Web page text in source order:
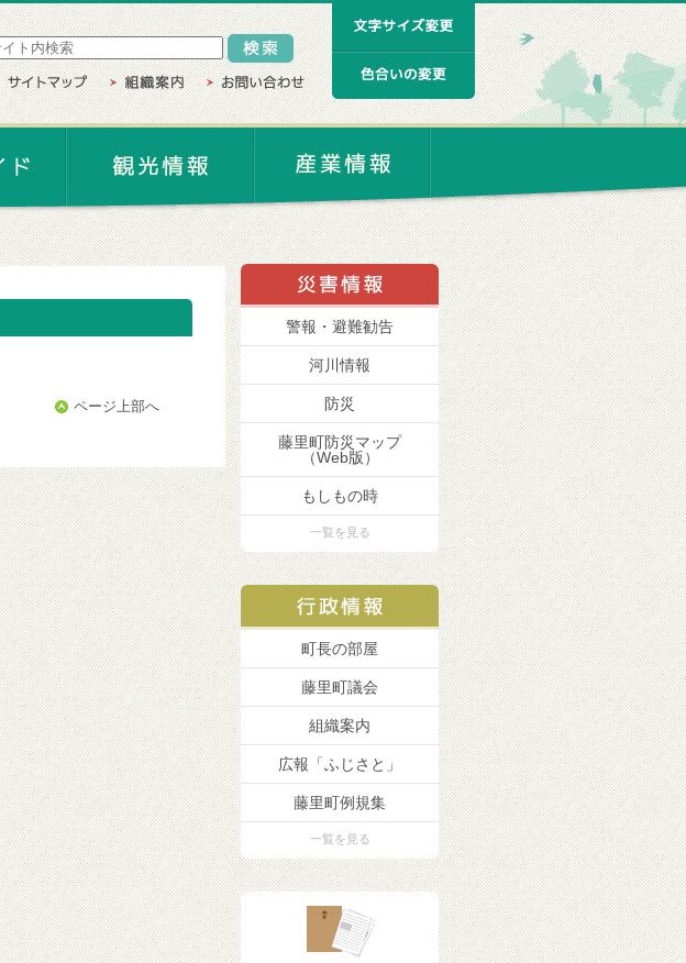
ページ上部へ
警報・避難勧告
河川情報
防災
藤里町防災マップ
（Web版）
もしもの時
一覧を見る
町長の部屋
藤里町議会
組織案内
広報「ふじさと」
藤里町例規集
一覧を見る